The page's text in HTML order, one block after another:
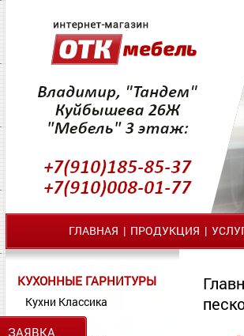
ЗАЯВКА
ГЛАВНАЯ | ПРОДУКЦИЯ |
КУХОННЫЕ ГАРНИТУРЫ
Кухни Классика
Кухни МДФ